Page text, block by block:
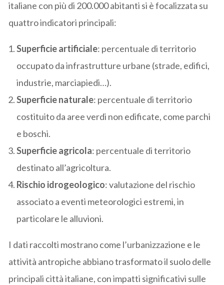
italiane con più di 200.000 abitanti si è focalizzata su
quattro indicatori principali:
Superficie artificiale: percentuale di territorio
occupato da infrastrutture urbane (strade, edifici,
industrie, marciapiedi…).
Superficie naturale: percentuale di territorio
costituito da aree verdi non edificate, come parchi
e boschi.
Superficie agricola: percentuale di territorio
destinato all’agricoltura.
Rischio idrogeologico: valutazione del rischio
associato a eventi meteorologici estremi, in
particolare le alluvioni.
I dati raccolti mostrano come l’urbanizzazione e le
attività antropiche abbiano trasformato il suolo delle
principali città italiane, con impatti significativi sulle